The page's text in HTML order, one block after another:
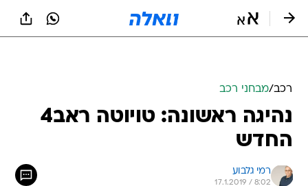
רכב/מבחני רכב
נהיגה ראשונה: טויוטה ראב4
החדש
רמי גלבוע
17.1.2019 / 8:02